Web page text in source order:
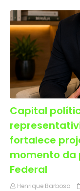
Capital
fortalece
momento da
Federal
Henrique Barbosa